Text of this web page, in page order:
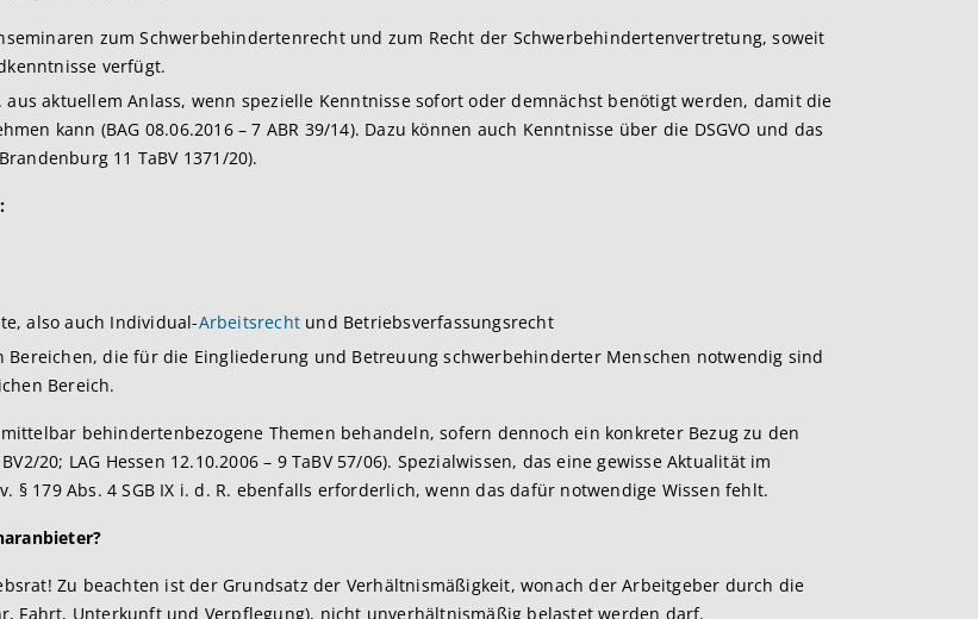
zum Schwerbehindertenrecht und zum Recht der Schwerbehindertenvertretung, soweit
verfügt.
aktuellem Anlass, wenn spezielle Kenntnisse sofort oder demnächst benötigt werden, damit die
kann (BAG 08.06.2016 – 7 ABR 39/14). Dazu können auch Kenntnisse über die DSGVO und das
11 TaBV 1371/20).
also auch Individual-Arbeitsrecht und Betriebsverfassungsrecht
die für die Eingliederung und Betreuung schwerbehinderter Menschen notwendig sind
Bereich.
behindertenbezogene Themen behandeln, sofern dennoch ein konkreter Bezug zu den
20; LAG Hessen 12.10.2006 – 9 TaBV 57/06). Spezialwissen, das eine gewisse Aktualität im
179 Abs. 4 SGB IX i. d. R. ebenfalls erforderlich, wenn das dafür notwendige Wissen fehlt.
Zu beachten ist der Grundsatz der Verhältnismäßigkeit, wonach der Arbeitgeber durch die
Fahrt, Unterkunft und Verpflegung), nicht unverhältnismäßig belastet werden darf.